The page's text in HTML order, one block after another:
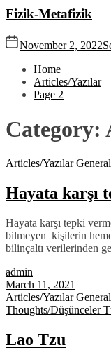
Fizik-Metafizik
November 2, 2022
Home
Articles/Yazılar
Page 2
Category:
Articles/Yazılar
Hayata karşı
Hayata karşı tepki
bilmeyen kişilerin
bilinçaltı verilerinden
admin
March 11, 2021
Articles/Yazılar
Thoughts/Düşünceler
Lao Tzu